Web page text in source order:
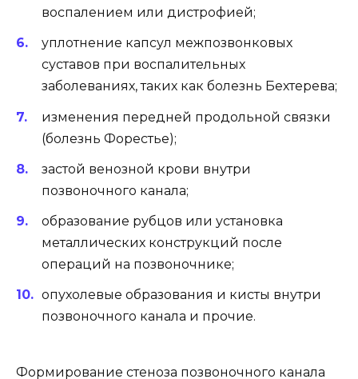
воспалением или дистрофией;
уплотнение капсул межпозвонковых
суставов при воспалительных
заболеваниях, таких как болезнь Бехтерева;
изменения передней продольной связки
(болезнь Форестье);
застой венозной крови внутри
позвоночного канала;
образование рубцов или установка
металлических конструкций после
операций на позвоночнике;
опухолевые образования и кисты внутри
позвоночного канала и прочие.
Формирование стеноза позвоночного канала